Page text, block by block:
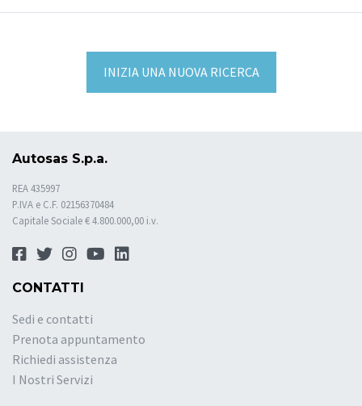
INIZIA UNA NUOVA RICERCA
Autosas S.p.a.
REA 435997
P.IVA e C.F. 02156370484
Capitale Sociale € 4.800.000,00 i.v.
CONTATTI
Sedi e contatti
Prenota appuntamento
Richiedi assistenza
I Nostri Servizi